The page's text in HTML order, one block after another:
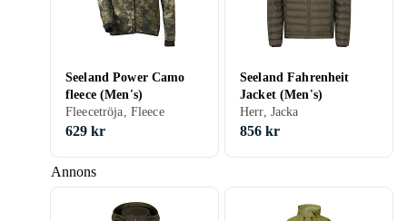
Annons
Seeland Power Camo
fleece (Men's)
Fleecetröja, Fleece
629 kr
Seeland Fahrenheit
Jacket (Men's)
Herr, Jacka
856 kr